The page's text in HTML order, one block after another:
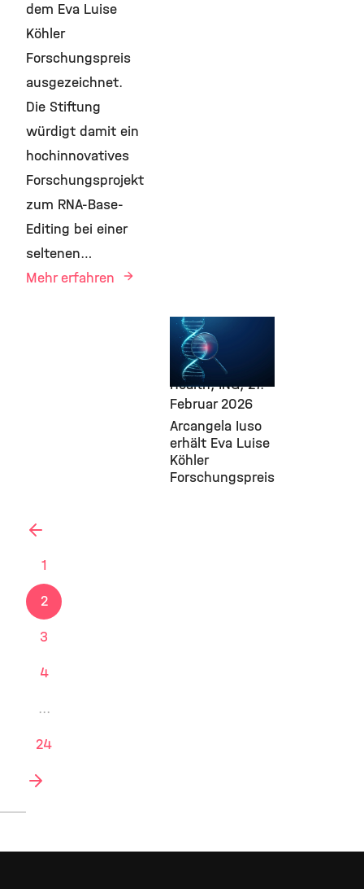
Awards &
Grants,
Computational
Health, ING,27.
Februar 2026
Arcangela Iuso
erhält Eva Luise
Köhler
Forschungspreis
dem Eva Luise
Köhler
Forschungspreis
ausgezeichnet.
Die Stiftung
würdigt damit ein
hochinnovatives
Forschungsprojekt
zum RNA-Base-
Editing bei einer
seltenen…
Mehr erfahren
vorherige
1
2
3
4
...
24
nächste